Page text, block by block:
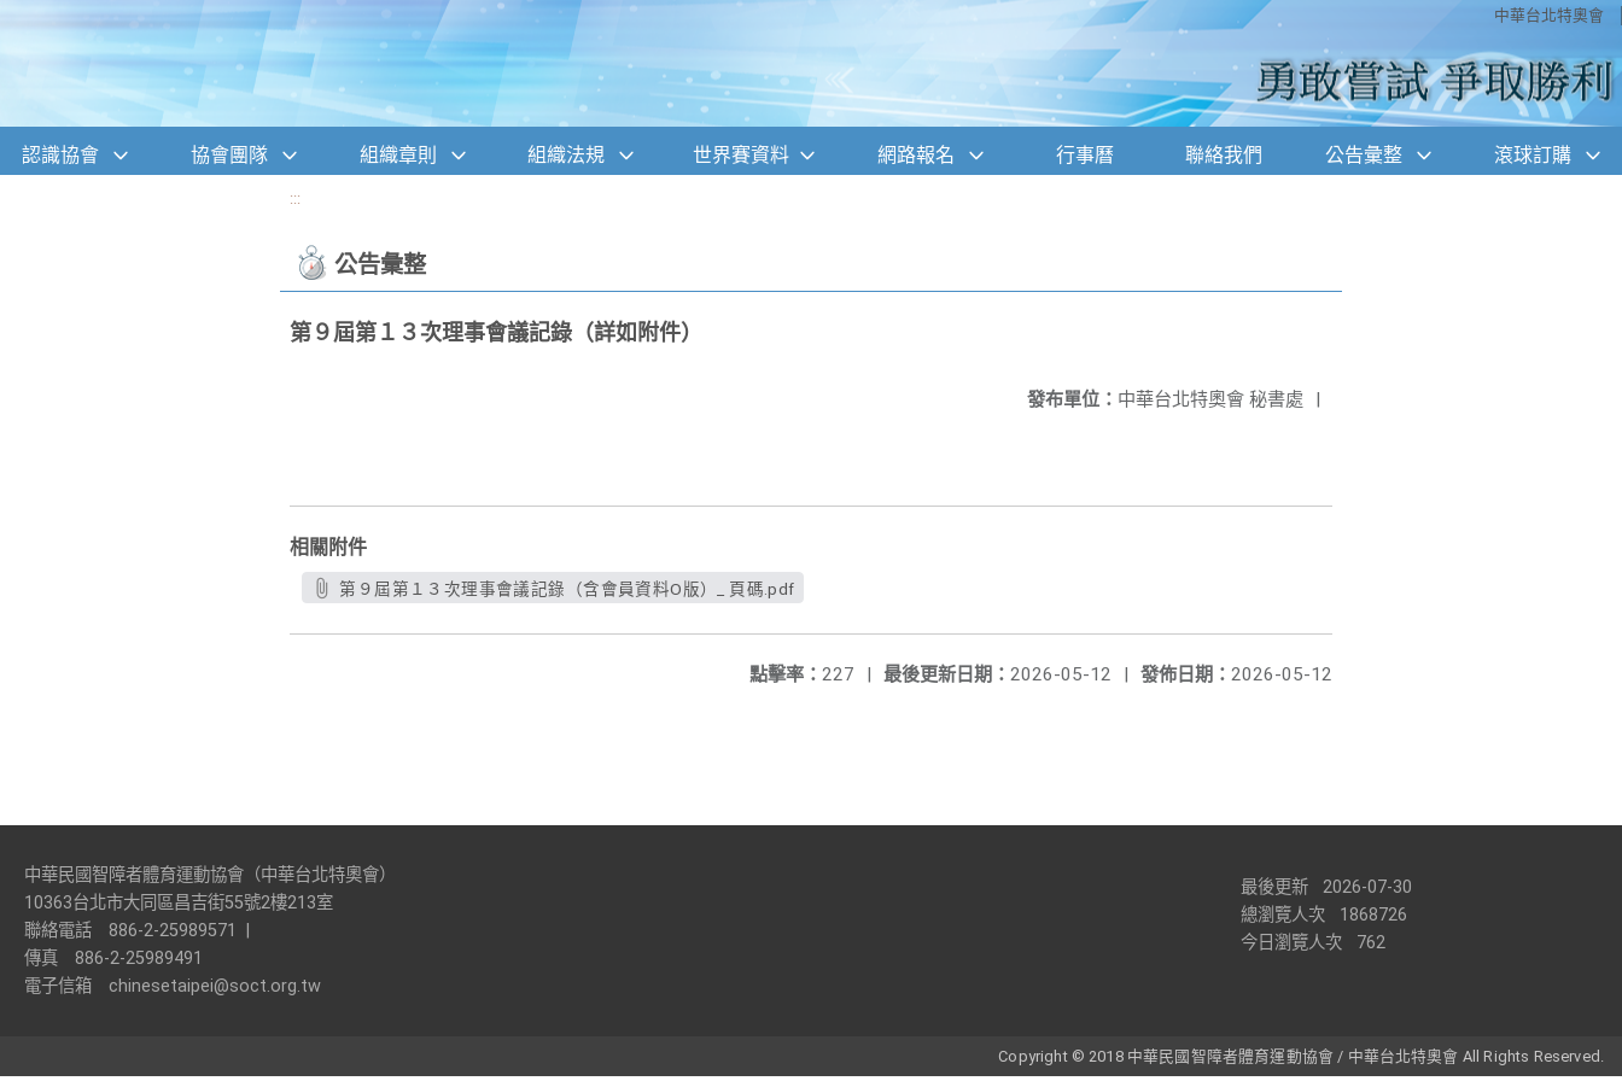
移至網頁之主要內容區位置 中華台北特奧會
認識協會 協會團隊 組織章則 組織法規 世界賽資料 網路報名 行事曆 聯絡我們 公告彙整 滾球訂購
:::
公告彙整
第９屆第１３次理事會議記錄（詳如附件）
發布單位： 中華台北特奧會 秘書處 |
相關附件
第９屆第１３次理事會議記錄（含會員資料O版）_ 頁碼.pdf
發佈日期： 2026-05-12
最後更新日期： 2026-05-12 |
點擊率： 227 |
中華民國智障者體育運動協會（中華台北特奧會）
10363台北市大同區昌吉街55號2樓213室
聯絡電話
886-2-25989571
傳真
886-2-25989491
電子信箱
chinesetaipei@soct.org.tw
最後更新
2026-07-30
總瀏覽人次
1868726
今日瀏覽人次
762
Copyright © 2018 中華民國智障者體育運動協會 / 中華台北特奧會 All Rights Reserved.